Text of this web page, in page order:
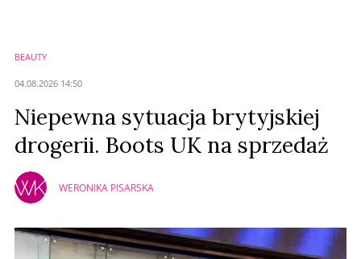
BEAUTY
04.08.2026 14:50
Niepewna sytuacja brytyjskiej
drogerii. Boots UK na sprzedaż
WERONIKA PISARSKA